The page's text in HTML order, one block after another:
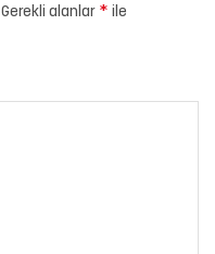
Gerekli alanlar * ile